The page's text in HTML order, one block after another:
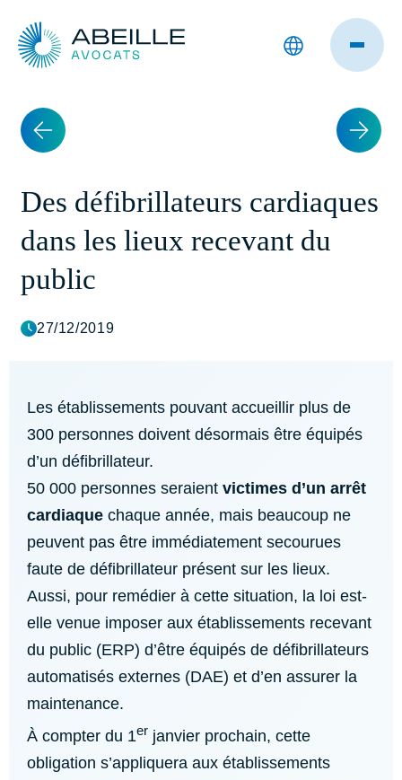
Des défibrillateurs cardiaques
dans les lieux recevant du
public
27/12/2019
Les établissements pouvant accueillir plus de
300 personnes doivent désormais être équipés
d’un défibrillateur.
50 000 personnes seraient victimes d’un arrêt
cardiaque chaque année, mais beaucoup ne
peuvent pas être immédiatement secourues
faute de défibrillateur présent sur les lieux.
Aussi, pour remédier à cette situation, la loi est-
elle venue imposer aux établissements recevant
du public (ERP) d’être équipés de défibrillateurs
automatisés externes (DAE) et d’en assurer la
maintenance.
À compter du 1er janvier prochain, cette
obligation s’appliquera aux établissements